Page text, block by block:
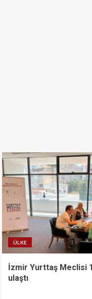
ÜLKE
İzmir Yurttaş Meclisi
ulaştı